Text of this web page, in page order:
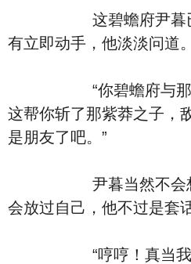
这碧蟾府尹暮已经
有立即动手，他淡淡问道。
“你碧蟾府与那紫
这帮你斩了那紫莽之子，
是朋友了吧。”
尹暮当然不会想当
会放过自己，他不过是套
“哼哼！真当我碧